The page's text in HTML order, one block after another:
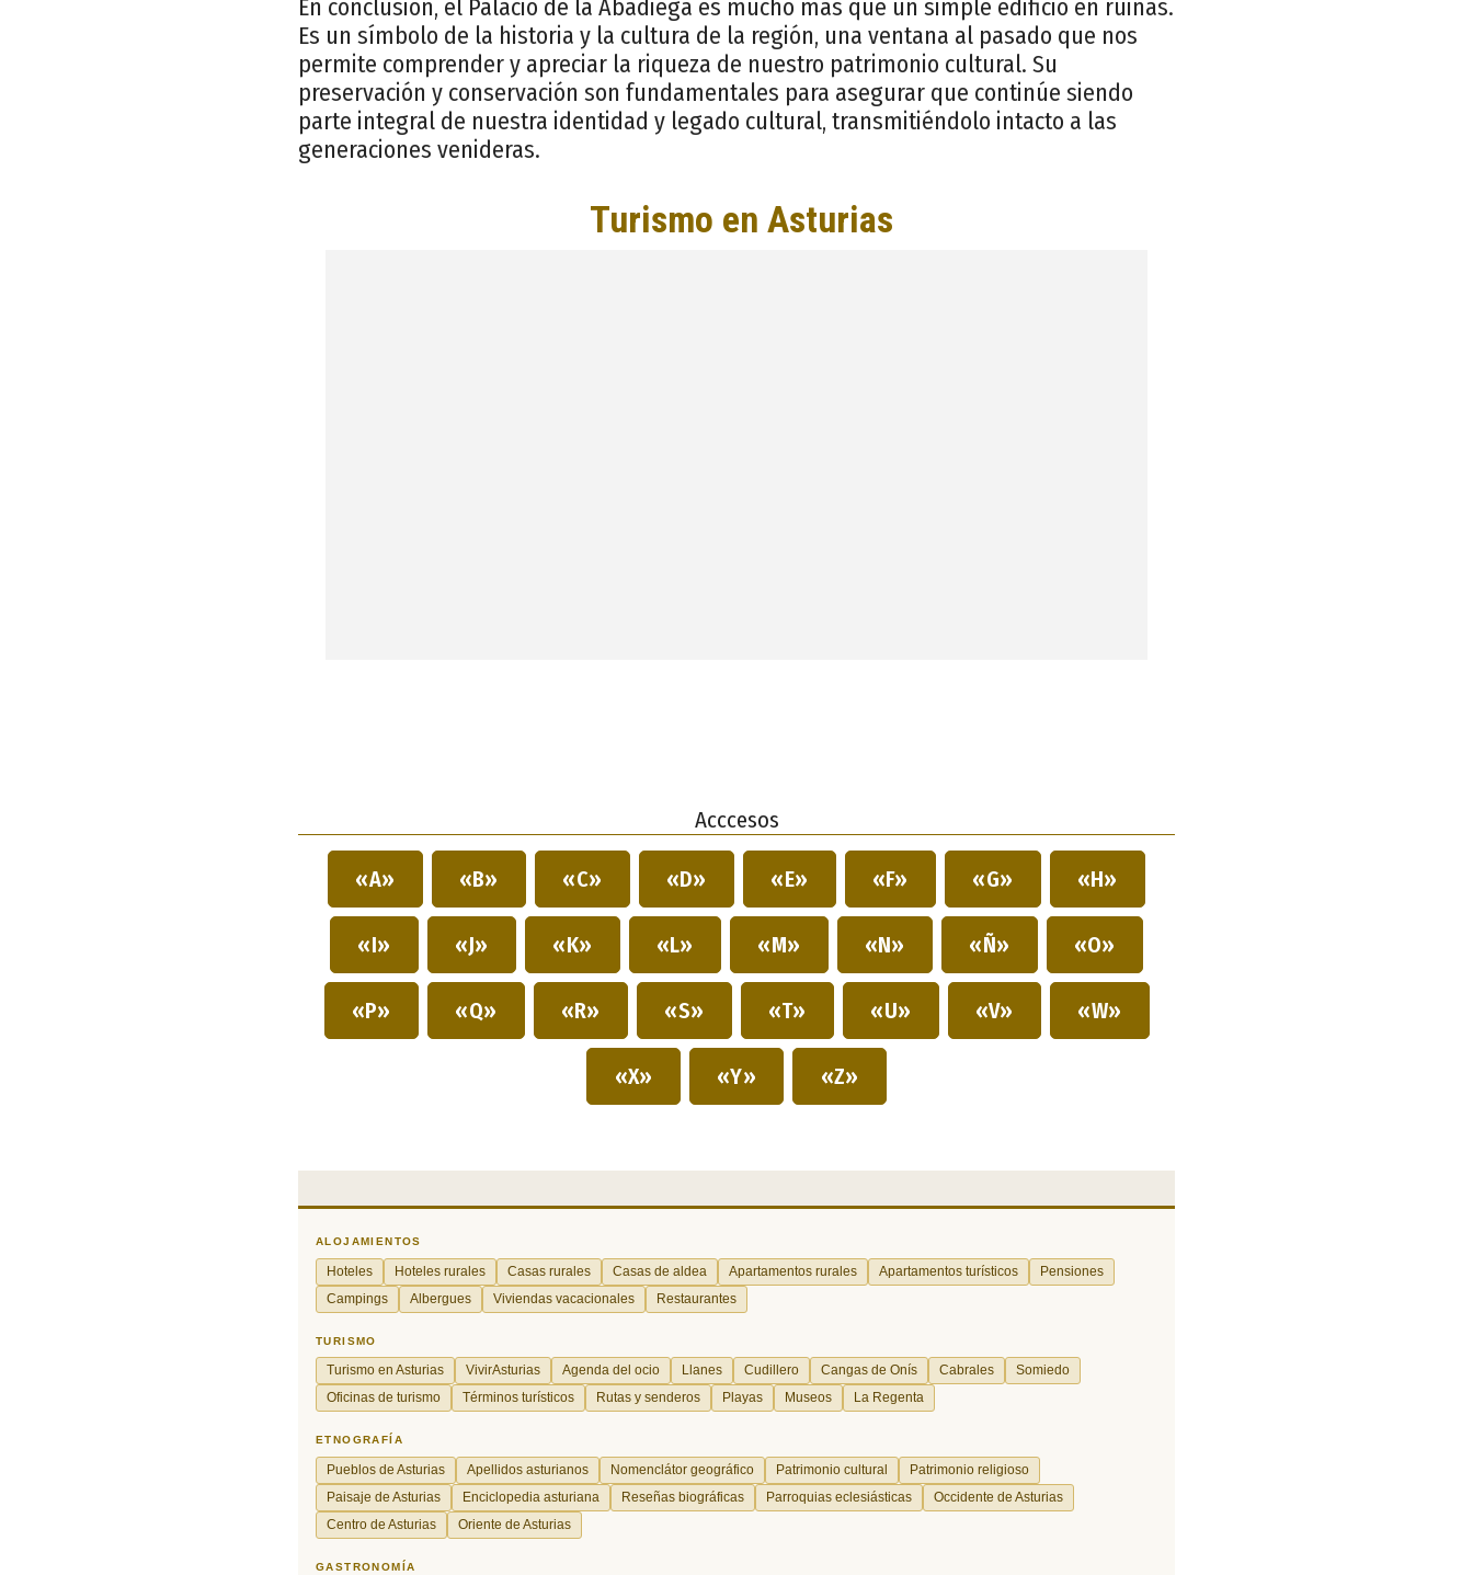
En conclusión, el Palacio de la Abadiega es mucho más que un simple edificio en ruinas.
Es un símbolo de la historia y la cultura de la región, una ventana al pasado que nos
permite comprender y apreciar la riqueza de nuestro patrimonio cultural. Su
preservación y conservación son fundamentales para asegurar que continúe siendo
parte integral de nuestra identidad y legado cultural, transmitiéndolo intacto a las
generaciones venideras.
Acccesos
«A» «B» «C» «D» «E» «F» «G» «H»
«I» «J» «K» «L» «M» «N» «Ñ» «O»
«P» «Q» «R» «S» «T» «U» «V» «W»
«X» «Y» «Z»